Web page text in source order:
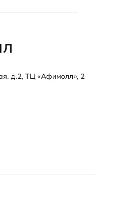
д.2, ТЦ «Афимолл», 2